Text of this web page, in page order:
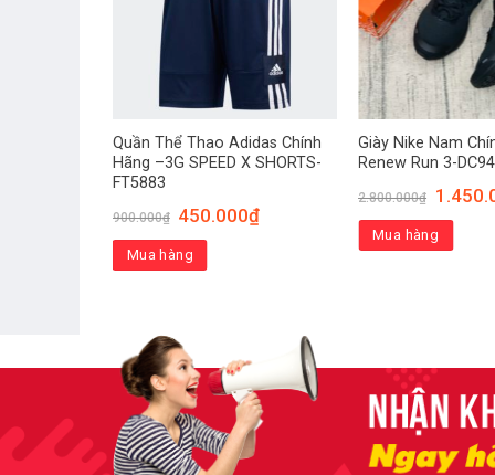
Quần Thể Thao Adidas Chính
Hãng –3G SPEED X SHORTS-
FT5883
900.000₫ 450.000₫
Mua hàng
Giày Nike Nam
Renew Run 3-
2.800.000₫
Mua hàng